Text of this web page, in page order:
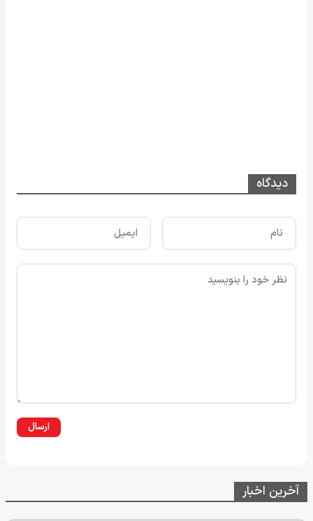
دیدگاه
ارسال
آخرین اخبار